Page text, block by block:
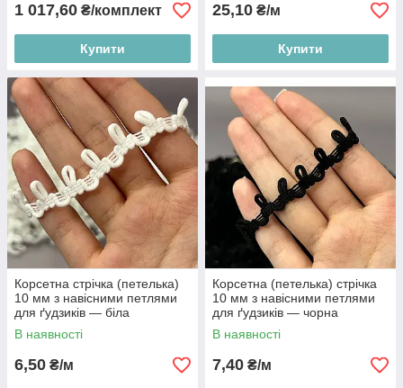
1 017,60 ₴/комплект
Купити
25,10 ₴/м
Купити
Корсетна стрічка (петелька)
10 мм з навісними петлями
для ґудзиків — біла
В наявності
6,50 ₴/м
Корсетна (петелька) стрічка
10 мм з навісними петлями
для ґудзиків — чорна
В наявності
7,40 ₴/м